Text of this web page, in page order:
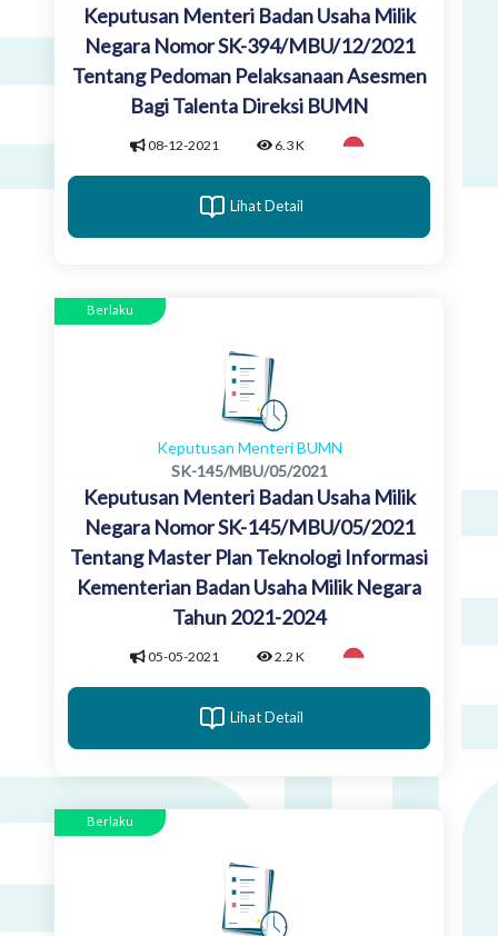
Keputusan Menteri Badan Usaha Milik
Negara Nomor SK-394/MBU/12/2021
Tentang Pedoman Pelaksanaan Asesmen
Bagi Talenta Direksi BUMN
08-12-2021 6.3 K
Lihat Detail
Berlaku
Keputusan Menteri BUMN
SK-145/MBU/05/2021
Keputusan Menteri Badan Usaha Milik
Negara Nomor SK-145/MBU/05/2021
Tentang Master Plan Teknologi Informasi
Kementerian Badan Usaha Milik Negara
Tahun 2021-2024
05-05-2021 2.2 K
Lihat Detail
Berlaku